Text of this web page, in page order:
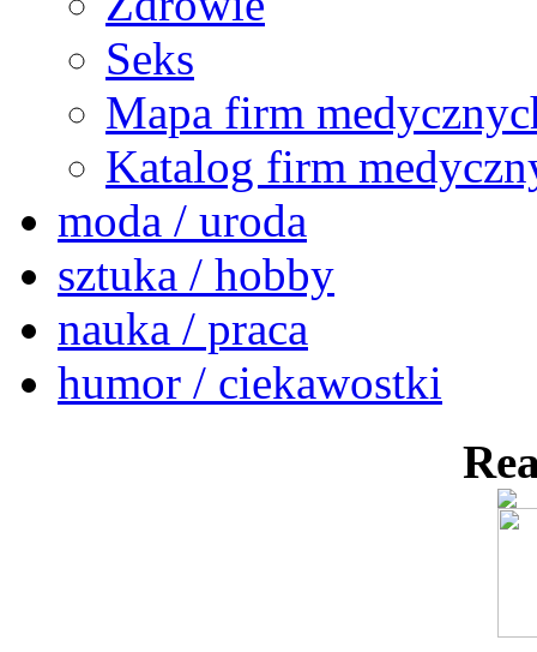
Seks
Mapa firm
Katalog firm
moda / uroda
sztuka / hobby
nauka / praca
humor / ciekawostki